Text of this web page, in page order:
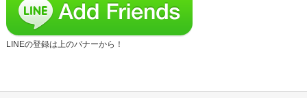
LINEの登録は上のバナーから！